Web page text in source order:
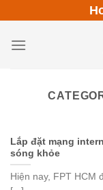
content
Lắp đặt mạng
sóng khỏe
Hiện nay, FPT HCM